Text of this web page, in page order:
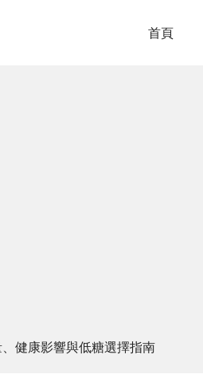
首頁
健康影響與低糖選擇指南